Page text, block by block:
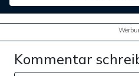
Kommentar